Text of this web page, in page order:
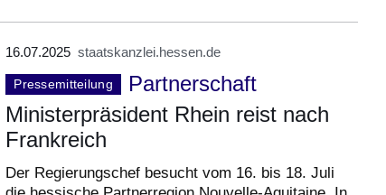
16.07.2025 staatskanzlei.hessen.de
Pressemitteilung
Partnerschaft
Ministerpräsident Rhein reist nach
Frankreich
Der Regierungschef besucht vom 16. bis 18. Juli